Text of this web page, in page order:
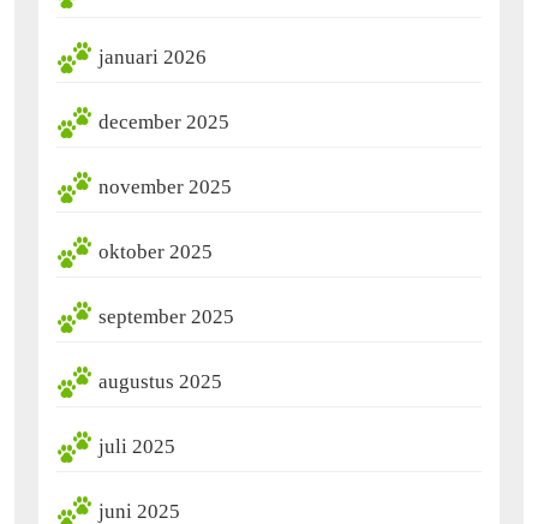
januari 2026
december 2025
november 2025
oktober 2025
september 2025
augustus 2025
juli 2025
juni 2025